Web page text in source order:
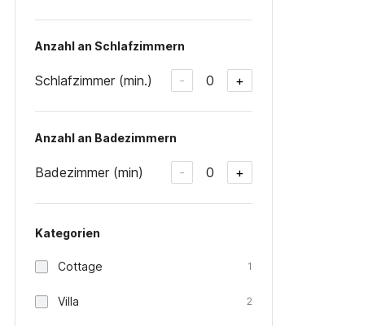
Anzahl an Schlafzimmern
Schlafzimmer (min.) - 0 +
Anzahl an Badezimmern
Badezimmer (min) - 0 +
Kategorien
Cottage 1
Villa 2